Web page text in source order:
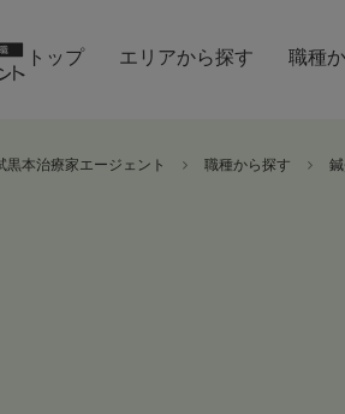
トップ エリアから探す 職種
黒本治療家エージェント 職種から探す